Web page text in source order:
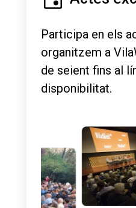
Participa en els
organitzem a
de seient fins al
disponibilitat.